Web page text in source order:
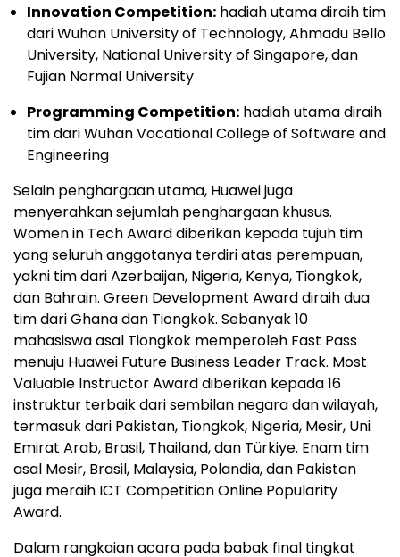
Innovation Competition: hadiah utama diraih tim
dari Wuhan University of Technology, Ahmadu Bello
University, National University of Singapore, dan
Fujian Normal University
Programming Competition: hadiah utama diraih
tim dari Wuhan Vocational College of Software and
Engineering
Selain penghargaan utama, Huawei juga
menyerahkan sejumlah penghargaan khusus.
Women in Tech Award diberikan kepada tujuh tim
yang seluruh anggotanya terdiri atas perempuan,
yakni tim dari Azerbaijan, Nigeria, Kenya, Tiongkok,
dan Bahrain. Green Development Award diraih dua
tim dari Ghana dan Tiongkok. Sebanyak 10
mahasiswa asal Tiongkok memperoleh Fast Pass
menuju Huawei Future Business Leader Track. Most
Valuable Instructor Award diberikan kepada 16
instruktur terbaik dari sembilan negara dan wilayah,
termasuk dari Pakistan, Tiongkok, Nigeria, Mesir, Uni
Emirat Arab, Brasil, Thailand, dan Türkiye. Enam tim
asal Mesir, Brasil, Malaysia, Polandia, dan Pakistan
juga meraih ICT Competition Online Popularity
Award.
Dalam rangkaian acara pada babak final tingkat